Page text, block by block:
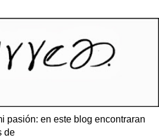
pasión: en este blog encontraran
de